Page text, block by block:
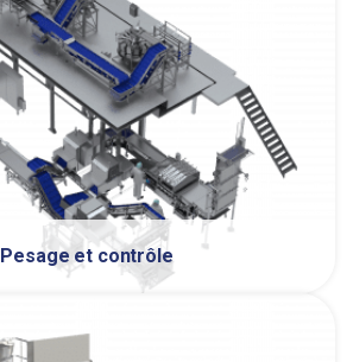
Pesage et contrôle